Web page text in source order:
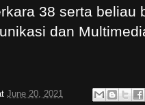
38 serta beliau
dan
June 20, 2021